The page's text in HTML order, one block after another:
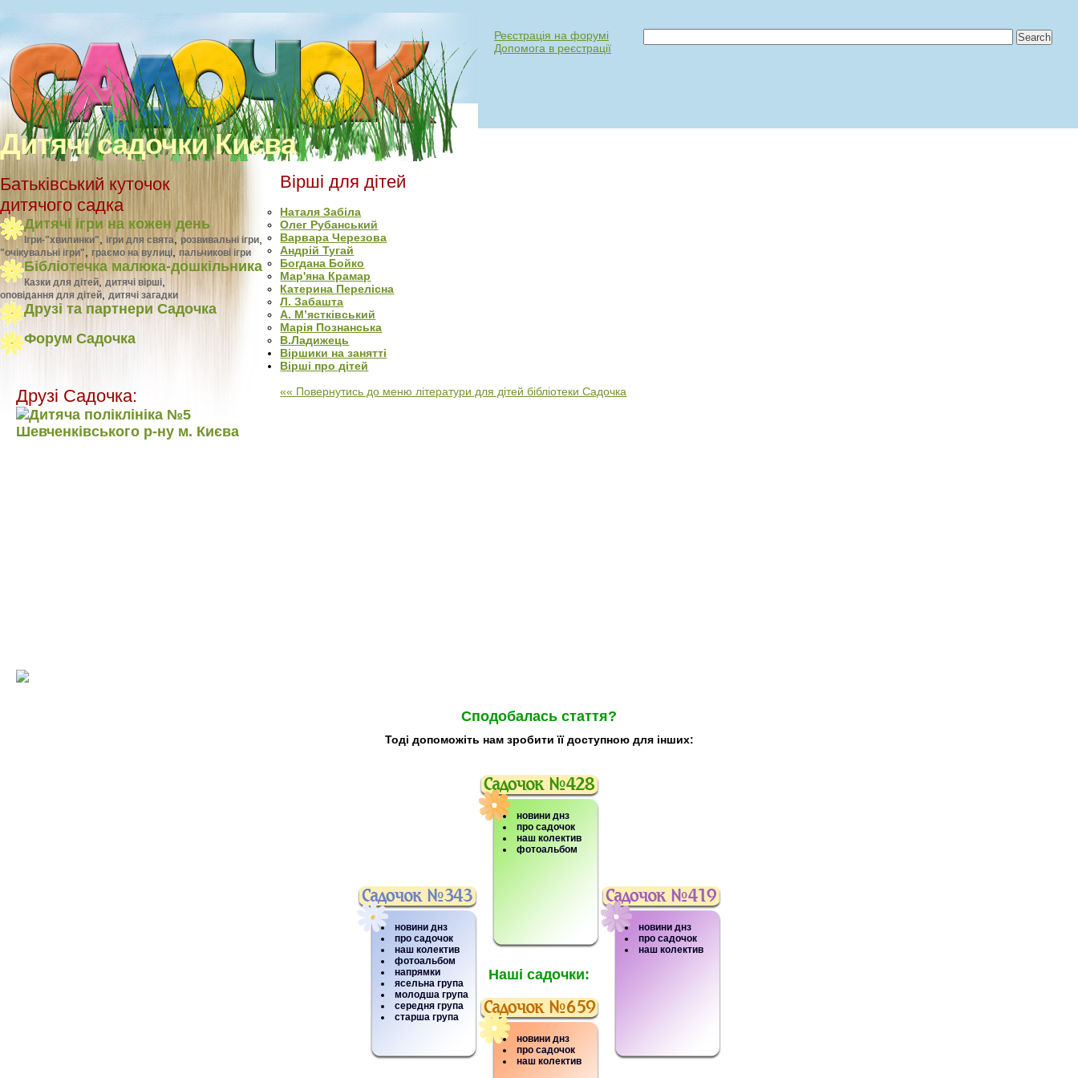
Дитячі садочки Києва
Реєстрація на форумі
Допомога в реєстрації
Батьківський куточок
дитячого садка
Дитячі ігри на кожен день
Ігри-"хвилинки" ігри для свята розвивальні ігри
"очікувальні ігри" граємо на вулиці пальчикові ігри
Бібліотечка малюка-дошкільника
Казки для дітей дитячі вірші
оповідання для дітей дитячі загадки
Друзі та партнери Садочка
Форум Садочка
Друзі Садочка:
Вірші для дітей
Наталя Забіла
Олег Рубанський
Варвара Черезова
Андрій Тугай
Богдана Бойко
Мар'яна Крамар
Катерина Перелісна
Л. Забашта
А. М’ястківський
Марія Познанська
В.Ладижець
Віршики на занятті
Вірші про дітей
«« Повернутись до меню літератури для дітей бібліотеки Садочка
Сподобалась стаття?
Тоді допоможіть нам зробити її доступною для інших:
новини днз
про садочок
наш колектив
фотоальбом
напрямки
ясельна група
молодша група
середня група
старша група
новини днз
про садочок
наш колектив
фотоальбом
Наші садочки:
новини днз
про садочок
наш колектив
новини днз
про садочок
наш колектив